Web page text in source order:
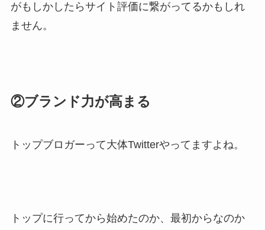
がもしかしたらサイト評価に繋がってるかもしれ
ません。
②ブランド力が高まる
トップブロガーって大体Twitterやってますよね。
トップに行ってから始めたのか、最初からなのか